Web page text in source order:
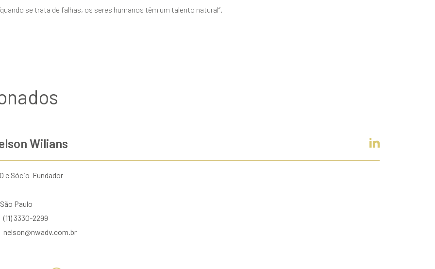
se trata de falhas, os seres humanos têm um talento natural”.
Wilians
e Sócio-Fundador
São Paulo
(11) 3330-2299
nelson@nwadv.com.br